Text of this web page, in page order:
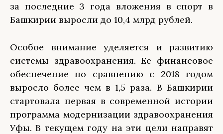
за последние 3 года вложения в спорт в
Башкирии выросли до 10,4 млрд рублей.
Особое внимание уделяется и развитию
системы здравоохранения. Ее финансовое
обеспечение по сравнению с 2018 годом
выросло более чем в 1,5 раза. В Башкирии
стартовала первая в современной истории
программа модернизации здравоохранения
Уфы. В текущем году на эти цели направят